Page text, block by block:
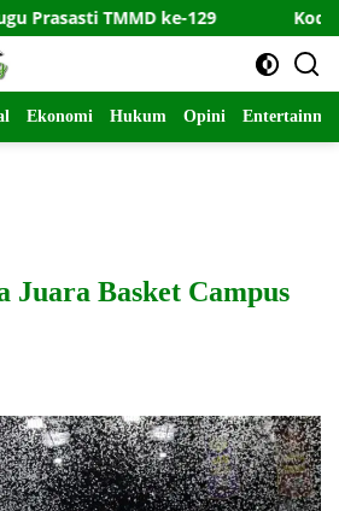
ke-129 Kodim 0821/
Ekonomi Hukum Opini
Juara Basket Campus